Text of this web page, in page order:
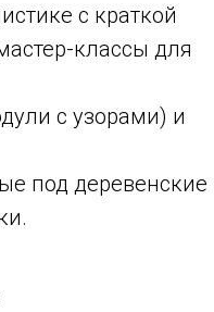
с краткой
классы для
с узорами) и
под деревенские